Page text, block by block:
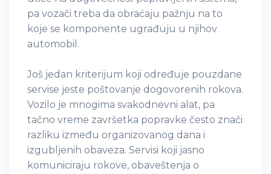
pa vozači treba da obraćaju pažnju na to
koje se komponente ugrađuju u njihov
automobil.
Još jedan kriterijum koji određuje pouzdane
servise jeste poštovanje dogovorenih rokova.
Vozilo je mnogima svakodnevni alat, pa
tačno vreme završetka popravke često znači
razliku između organizovanog dana i
izgubljenih obaveza. Servisi koji jasno
komuniciraju rokove, obaveštenja o